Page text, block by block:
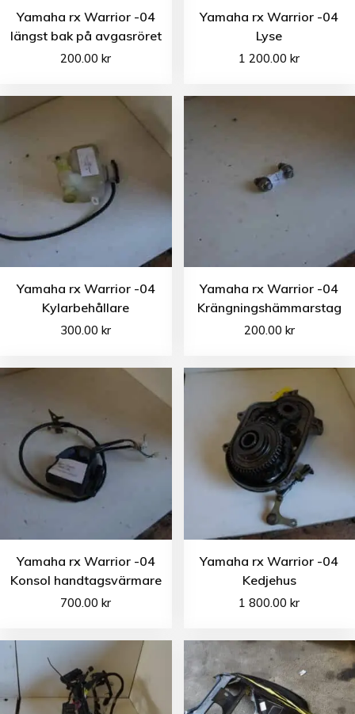
Yamaha rx Warrior -04
längst bak på avgasröret
200.00kr
Yamaha rx Warrior -04
Lyse
1 200.00kr
Yamaha rx Warrior -04
Kylarbehållare
300.00kr
Yamaha rx Warrior -04
Krängningshämmarstag
200.00 kr
Yamaha rx Warrior -04
Konsol handtagsvärmare
700.00kr
Yamaha rx Warrior -04
Kedjehus
1 800.00kr